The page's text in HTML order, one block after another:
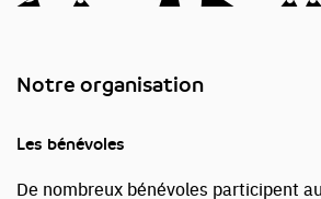
Notre organisation
Les bénévoles
De nombreux bénévoles participent